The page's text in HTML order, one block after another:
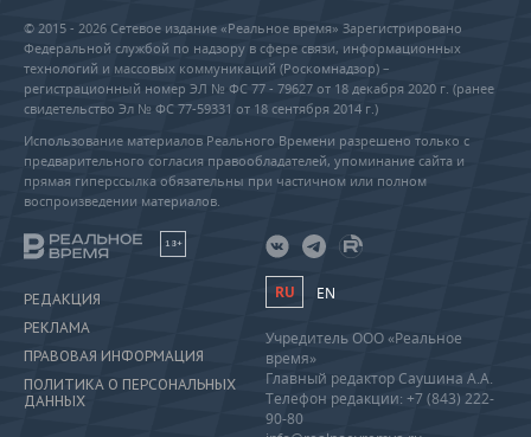
© 2015 - 2026 Сетевое издание «Реальное время» Зарегистрировано
Федеральной службой по надзору в сфере связи, информационных
технологий и массовых коммуникаций (Роскомнадзор) –
регистрационный номер ЭЛ № ФС 77 - 79627 от 18 декабря 2020 г. (ранее
свидетельство Эл № ФС 77-59331 от 18 сентября 2014 г.)
Использование материалов Реального Времени разрешено только с
предварительного согласия правообладателей, упоминание сайта и
прямая гиперссылка обязательны при частичном или полном
воспроизведении материалов.
18+
РЕДАКЦИЯ
РЕКЛАМА
ПРАВОВАЯ ИНФОРМАЦИЯ
ПОЛИТИКА О ПЕРСОНАЛЬНЫХ
ДАННЫХ
RU EN
Учредитель ООО «Реальное
время»
Главный редактор Саушина А.А.
Телефон редакции: +7 (843) 222-
90-80